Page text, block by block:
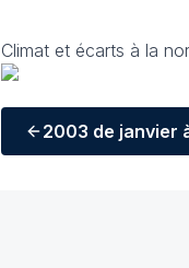
Climat et écarts à la
2003 de janvier